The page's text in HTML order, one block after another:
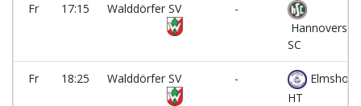
Fr 17:15 Walddörfer SV
-
SC
Fr 18:25 Walddörfer SV -
HT